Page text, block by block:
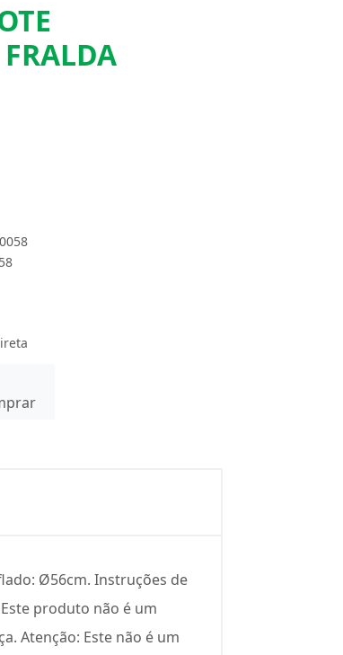
Ø56cm. Instruções de
produto não é um
Atenção: Este não é um